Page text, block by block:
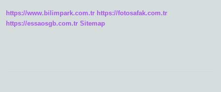
https://www.bilimpark.com.tr https://fotosafak.com.tr
https://essaosgb.com.tr Sitemap